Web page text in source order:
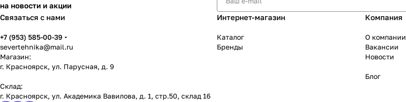
на новости и акции
Связаться с нами
+7 (953) 585-00-39
severtehnika@mail.ru
Магазин:
г. Красноярск, ул. Парусная, д. 9
Склад:
г. Красноярск, ул. Академика Вавилова, д. 1, стр.50, склад 16
Интернет-магазин
Каталог
Бренды
Компания
О компании
Вакансии
Новости
Блог